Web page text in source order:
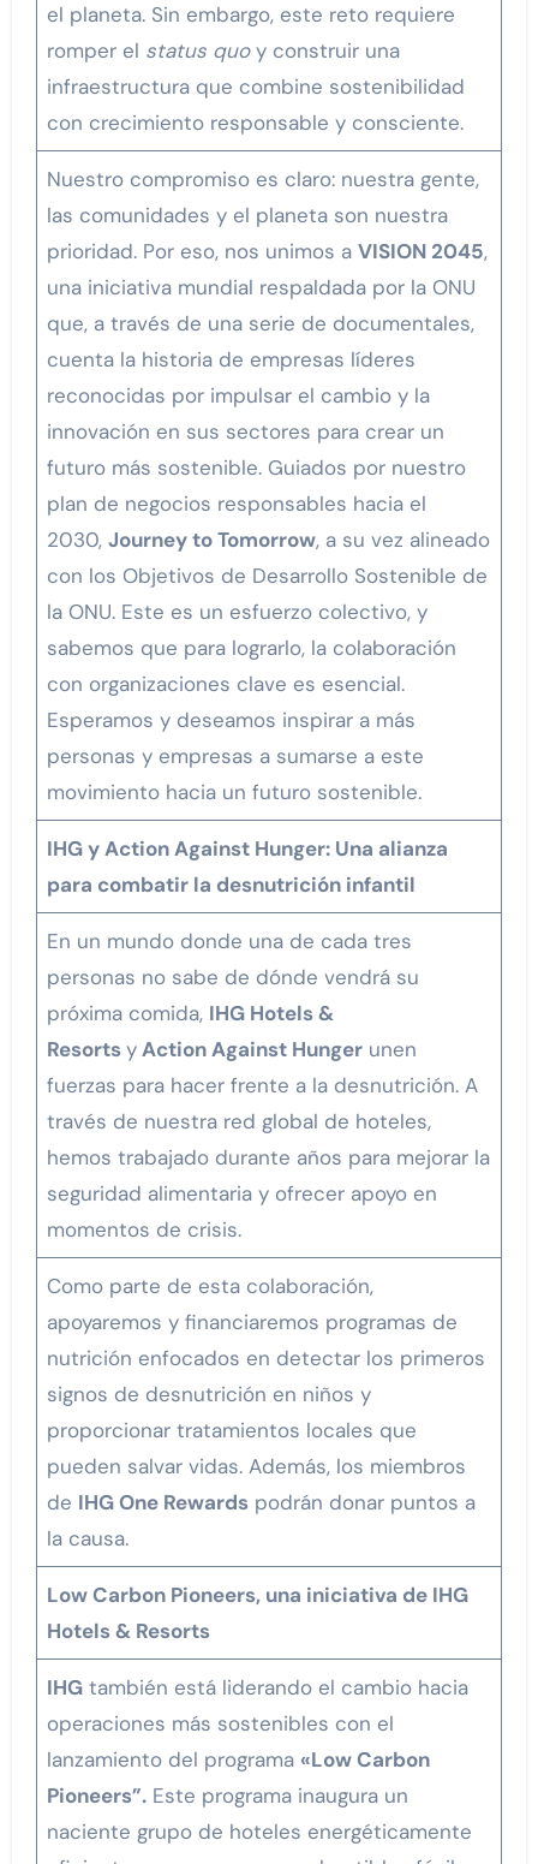
el planeta. Sin embargo, este reto requiere
romper el status quoy construir una
infraestructura que combine sostenibilidad
con crecimiento responsable y consciente.
Nuestro compromiso es claro: nuestra gente,
las comunidades y el planeta son nuestra
prioridad. Por eso, nos unimos aVISION 2045,
una iniciativa mundial respaldada por la ONU
que, a través de una serie de documentales,
cuenta la historia de empresas líderes
reconocidas por impulsar el cambio y la
innovación en sus sectores para crear un
futuro más sostenible. Guiados por nuestro
plan de negocios responsables hacia el
2030,Journey to Tomorrow, a su vez alineado
con los Objetivos de Desarrollo Sostenible de
la ONU. Este es un esfuerzo colectivo, y
sabemos que para lograrlo, la colaboración
con organizaciones clave es esencial.
Esperamos y deseamos inspirar a más
personas y empresas a sumarse a este
movimiento hacia un futuro sostenible.
IHG y Action Against Hunger: Una alianza
para combatir la desnutrición infantil
En un mundo donde una de cada tres
personas no sabe de dónde vendrá su
próxima comida, IHG Hotels &
ResortsyAction Against Hunger unen
fuerzas para hacer frente a la desnutrición. A
través de nuestra red global de hoteles,
hemos trabajado durante años para mejorar la
seguridad alimentaria y ofrecer apoyo en
momentos de crisis.
Como parte de esta colaboración,
apoyaremos y financiaremos programas de
nutrición enfocados en detectar los primeros
signos de desnutrición en niños y
proporcionar tratamientos locales que
pueden salvar vidas. Además, los miembros
de IHG One Rewards podrán donar puntos a
la causa.
Low Carbon Pioneers, una iniciativa de IHG
Hotels & Resorts
IHG también está liderando el cambio hacia
operaciones más sostenibles con el
lanzamiento del programa «Low Carbon
Pioneers”. Este programa inaugura un
naciente grupo de hoteles energéticamente